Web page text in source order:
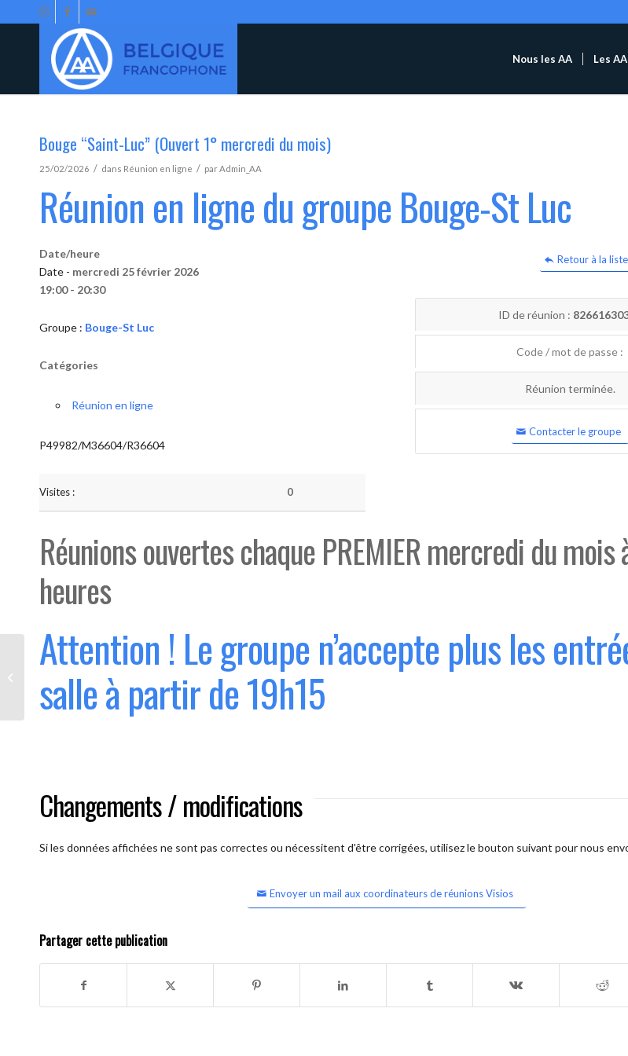
Nous les AA Les
Bouge “Saint-Luc” (Ouvert 1° mercredi du mois)
25/02/2026 / dans Réunion en ligne / parAdmin_AA
Réunion en ligne du groupe Bouge-St Luc
Retour à la
Date/heure
Date - mercredi 25 février 2026
19:00 - 20:30
Groupe : Bouge-St Luc
Catégories
Réunion en ligne
P49982/M36604/R36604
Visites : 0
ID de réunion :
Code / mot de passe :
Réunion terminée.
Contacter le groupe
Réunions ouvertes chaque PREMIER mercredi du mois
heures
Attention ! Le groupe n’accepte plus les
salle à partir de 19h15
Changements / modifications
Si les données affichées ne sont pas correctes ou nécessitent d'être corrigées, utilisez le bouton suivant pour nous
Envoyer un mail aux coordinateurs de réunions Visios
Partager cette publication
Bouge “Saint-Luc” (Ouvert 1°
mercredi du mois)